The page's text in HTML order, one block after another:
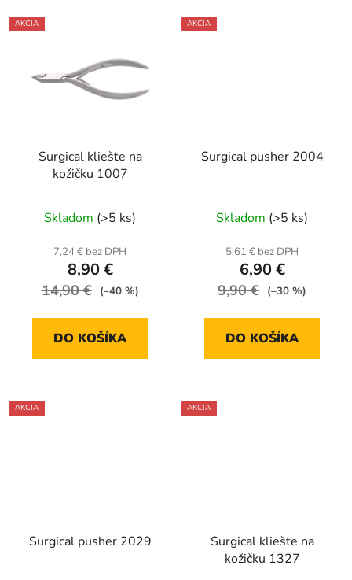
AKCIA
Surgical kliešte na
kožičku 1007
Skladom (>5 ks)
7,24 € bez DPH
8,90 €
14,90 € (–40 %)
DO KOŠÍKA
AKCIA
Surgical pusher 2004
Skladom (>5 ks)
5,61 € bez DPH
6,90 €
9,90 € (–30 %)
DO KOŠÍKA
AKCIA
Surgical pusher 2029
AKCIA
Surgical kliešte na
kožičku 1327